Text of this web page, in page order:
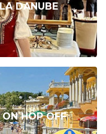
DANUBE
ON HOP OFF